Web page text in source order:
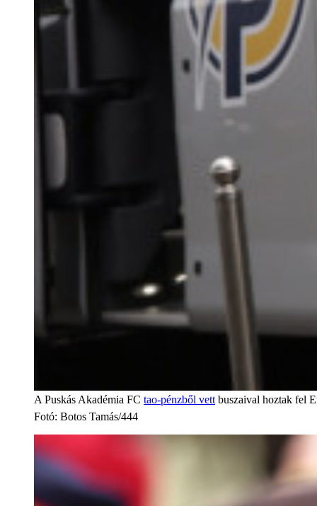
A Puskás Akadémia FC tao-pénzből vettbuszaival hoztak fel
Fotó: Botos Tamás/444